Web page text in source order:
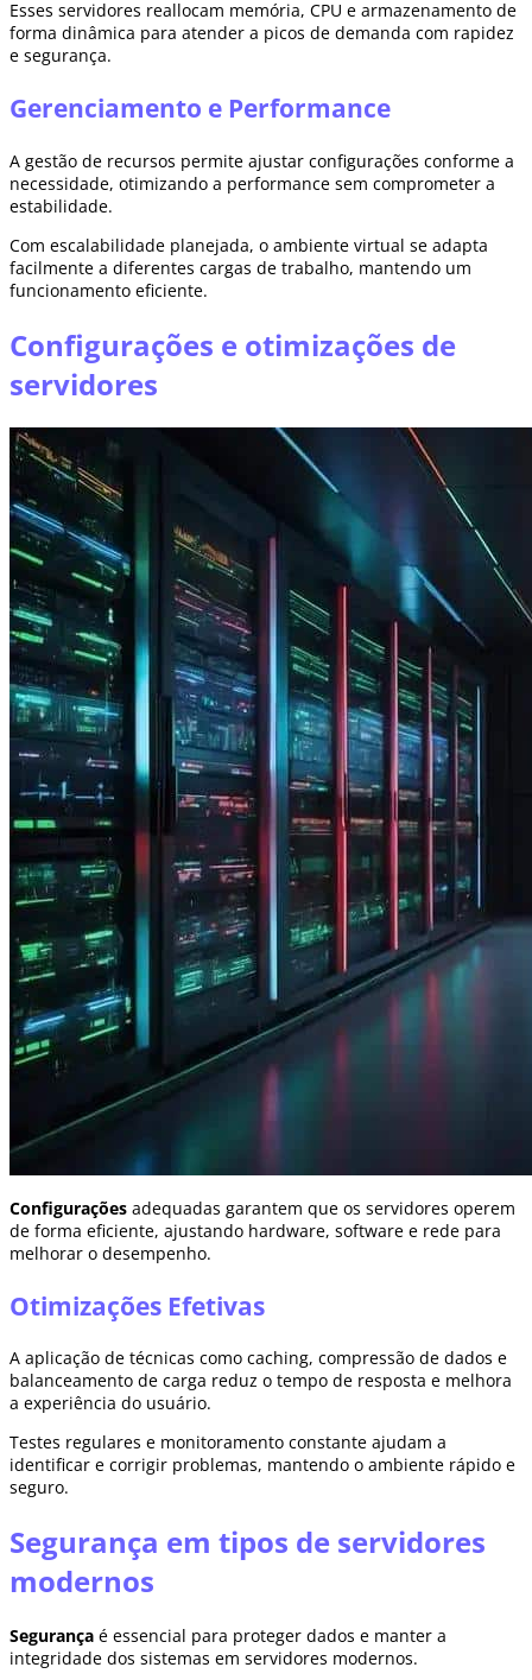
Esses servidores reallocam memória, CPU e armazenamento de
forma dinâmica para atender a picos de demanda com rapidez
e segurança.
Gerenciamento e Performance
A gestão de recursos permite ajustar configurações conforme a
necessidade, otimizando a performance sem comprometer a
estabilidade.
Com escalabilidade planejada, o ambiente virtual se adapta
facilmente a diferentes cargas de trabalho, mantendo um
funcionamento eficiente.
Configurações e otimizações de
servidores
Configurações adequadas garantem que os servidores operem
de forma eficiente, ajustando hardware, software e rede para
melhorar o desempenho.
Otimizações Efetivas
A aplicação de técnicas como caching, compressão de dados e
balanceamento de carga reduz o tempo de resposta e melhora
a experiência do usuário.
Testes regulares e monitoramento constante ajudam a
identificar e corrigir problemas, mantendo o ambiente rápido e
seguro.
Segurança em tipos de servidores
modernos
Segurança é essencial para proteger dados e manter a
integridade dos sistemas em servidores modernos.